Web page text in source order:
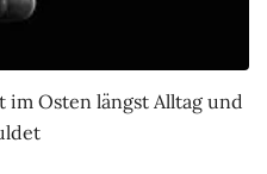
im Osten längst Alltag und